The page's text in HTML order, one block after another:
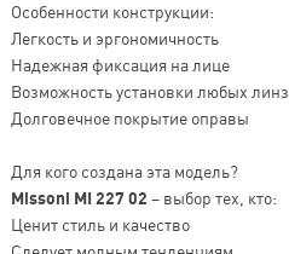
Особенности конструкции:
Легкость и эргономичность
Надежная фиксация на лице
Возможность установки любых линз
Долговечное покрытие оправы
Для кого создана эта модель?
Missoni MI 227 02 – выбор тех, кто:
Ценит стиль и качество